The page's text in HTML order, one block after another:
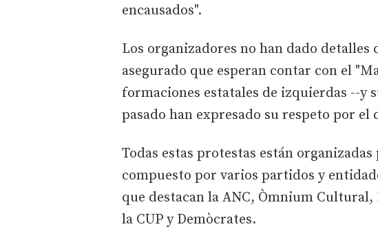
encausados".
Los organizadores no han dado detalles
asegurado que esperan contar con el
formaciones estatales de izquierdas --y
pasado han expresado su respeto por el
Todas estas protestas están
compuesto por varios partidos y
que destacan la ANC, Òmnium Cultural,
la CUP y Demòcrates.